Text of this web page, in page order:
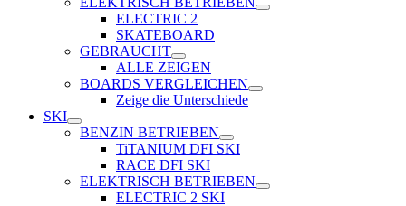
ELECTRIC 2
SKATEBOARD
GEBRAUCHT
ALLE ZEIGEN
BOARDS VERGLEICHEN
Zeige die Unterschiede
SKI
BENZIN BETRIEBEN
TiTANIUM DFI SKI
RACE DFI SKI
ELEKTRISCH BETRIEBEN
ELECTRIC 2 SKI